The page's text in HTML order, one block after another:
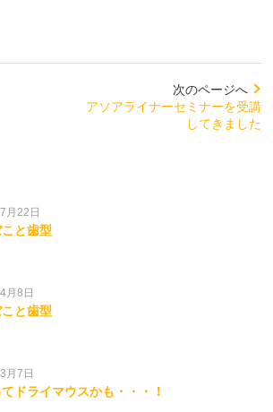
次のページへ
アソアライナーセミナーを受講
してきました
月22日
と歯型
月8日
と歯型
月7日
ドライマウスかも・・・！